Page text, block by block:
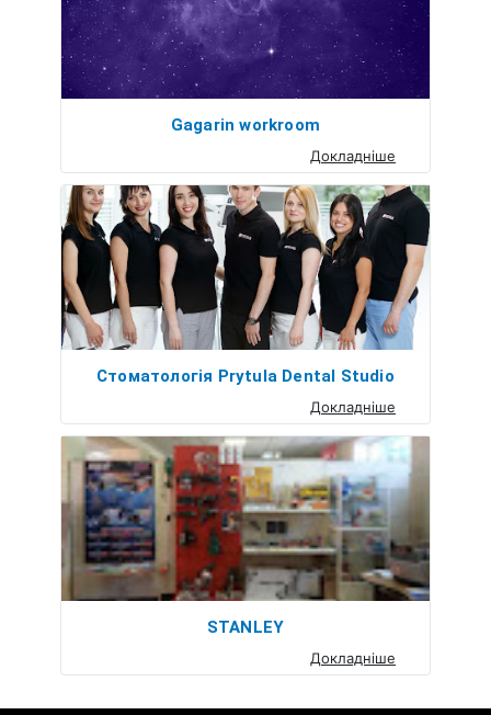
Gagarin workroom
Докладніше
Стоматологія Prytula Dental Studio
Докладніше
STANLEY
Докладніше